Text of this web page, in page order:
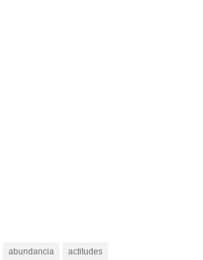
abundancia actitudes